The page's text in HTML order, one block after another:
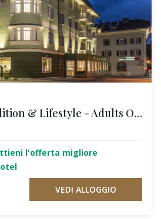
Post Hotel - Tradition & Lifestyle - Adults Only
l'offerta migliore
VEDI ALLOGGIO